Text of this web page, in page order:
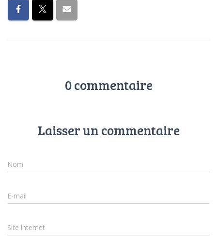
0 commentaire
Laisser un commentaire
Nom
E-mail
Site internet